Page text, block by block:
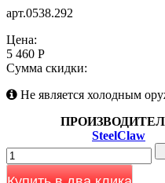
арт.0538.292
Цена:
5 460 Р
Сумма скидки:
Не является холодным
SteelClaw